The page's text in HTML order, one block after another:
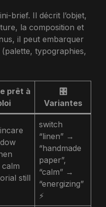
brief. Il décrit l’objet,
la composition et
il peut embarquer
typographies,
prêt à
🎛️
Variantes
still
switch
“linen” →
“handmade
paper”,
“calm” →
“energizing”
⚡